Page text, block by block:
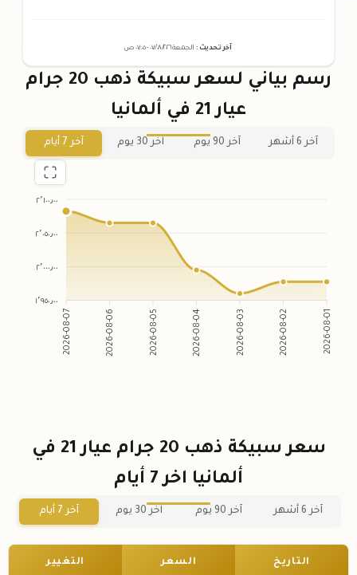
آخر تحديث : الجمعة ٠٧ /٠٨/٢٠٢٦ - ٠٧:٠٥ ص
رسم بياني لسعر سبيكة ذهب 20 جرام
عيار 21 في ألمانيا
آخر 6 أشهر آخر 90 يوم آخر 30 يوم آخر 7 أيام
٢٬١٠٠٫٠٠
٢٬٠٥٠٫٠٠
٢٬٠٠٠٫٠٠
١٬٩٥٠٫٠٠
2026-08-07 2026-08-06 2026-08-05 2026-08-04 2026-08-03 2026-08-02 2026-08-01
سعر سبيكة ذهب 20 جرام عيار 21 في
ألمانيا اخر 7 أيام
آخر 6 أشهر آخر 90 يوم آخر 30 يوم آخر 7 أيام
التاريخ السعر التغيير